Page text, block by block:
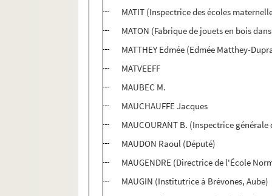
MATIT (Inspectrice des écoles
MATON (Fabrique de jouets en bois
MATTHEY Edmée (Edmée Matthey-
MATVEEFF
MAUBEC M.
MAUCHAUFFE Jacques
MAUCOURANT B. (Inspectrice
MAUDON Raoul (Député)
MAUGENDRE (Directrice de l'École
MAUGIN (Institutrice à Brévones, Aube)